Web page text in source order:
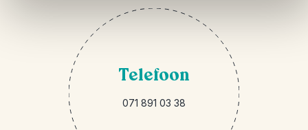
Telefoon
071 891 03 38